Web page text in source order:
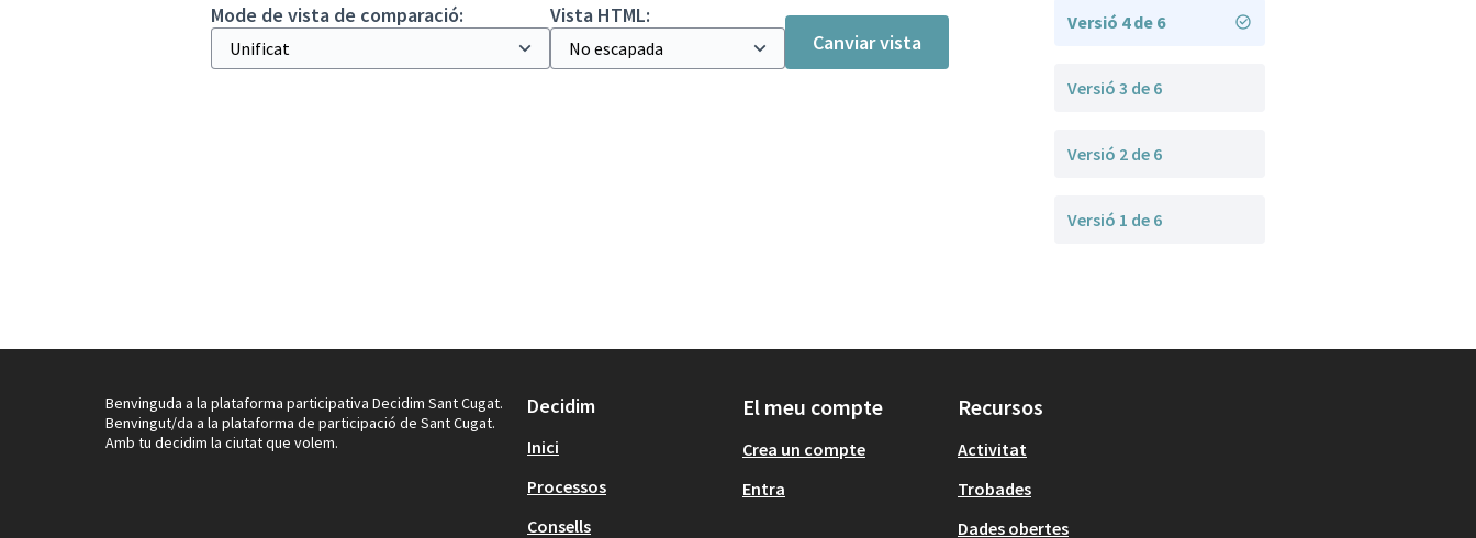
Mode de vista de comparació:
Vista HTML:
Canviar vista
Versió 4 de 6
Versió 3 de 6
Versió 2 de 6
Versió 1 de 6
Benvinguda a la plataforma participativa Decidim Sant Cugat.
Benvingut/da a la plataforma de participació de Sant Cugat.
Amb tu decidim la ciutat que volem.
Decidim
Inici
Processos
Consells
El meu compte
Crea un compte
Entra
Recursos
Activitat
Trobades
Dades obertes